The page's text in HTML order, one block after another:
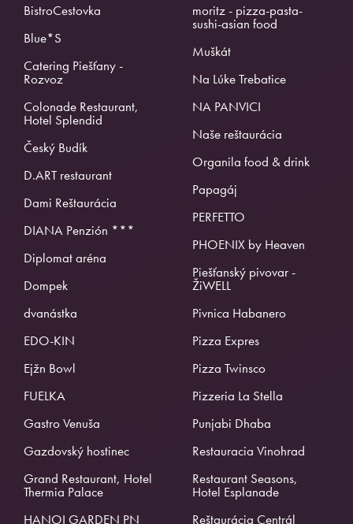
BistroCestovka
Blue*S
Catering Piešťany -
Rozvoz
Colonade Restaurant,
Hotel Splendid
Český Budík
D.ART restaurant
Dami Reštaurácia
DIANA Penzión ***
Diplomat aréna
Dompek
dvanástka
EDO-KIN
Ejžn Bowl
FUELKA
Gastro Venuša
Gazdovský hostinec
Grand Restaurant, Hotel
Thermia Palace
HANOI GARDEN PN
moritz - pizza-pasta-
sushi-asian food
Muškát
Na Lúke Trebatice
NA PANVICI
Naše reštaurácia
Organila food & drink
Papagáj
PERFETTO
PHOENIX by Heaven
Piešťanský pivovar -
ŽiWELL
Pivnica Habanero
Pizza Expres
Pizza Twinsco
Pizzeria La Stella
Punjabi Dhaba
Restauracia Vinohrad
Restaurant Seasons,
Hotel Esplanade
Reštaurácia Centrál